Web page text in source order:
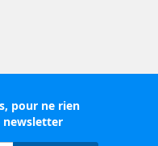
pour ne rien
newsletter